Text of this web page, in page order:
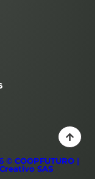
© COOPFUTURO |
SAS